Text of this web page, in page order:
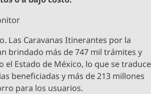
Las Caravanas Itinerantes por la
brindado más de 747 mil trámites y
el Estado de México, lo que se traduce
beneficiadas y más de 213 millones
para los usuarios.